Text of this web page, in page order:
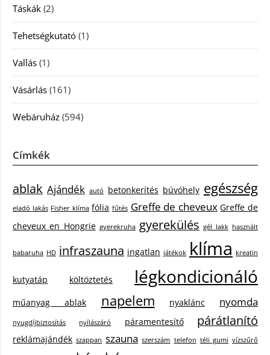
Táskák (2)
Tehetségkutató (1)
Vallás (1)
Vásárlás (161)
Webáruház (594)
Címkék
ablak Ajándék autó betonkerítés búvóhely egészség
eladó lakás Fisher klíma fólia fűtés Greffe de cheveux Greffe de
cheveux en Hongrie gyerekruha gyerekülés gél lakk használt
babaruha HD infraszauna ingatlan játékok klíma kreatin
kutyatáp költöztetés légkondicionáló
műanyag ablak napelem nyaklánc nyomda
nyugdíjbiztosítás nyílászáró páramentesítő párátlanító
reklámajándék szappan szauna szerszám telefon téli gumi vízszűrő